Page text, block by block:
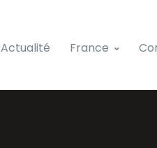
Actualité France